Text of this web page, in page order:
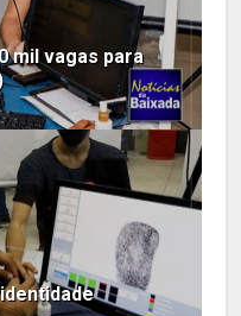
mil vagas para